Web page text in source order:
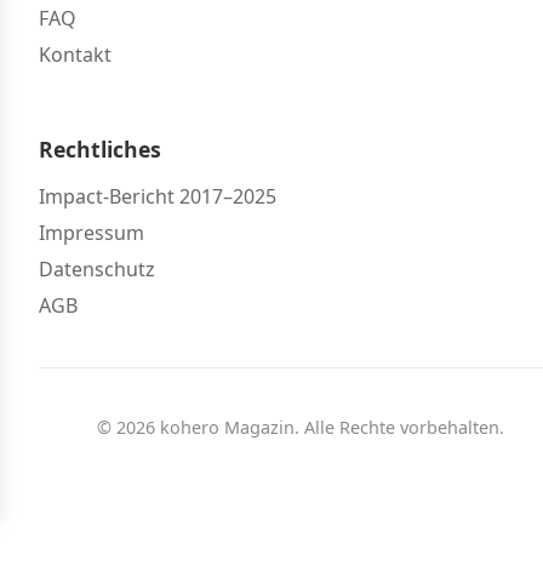
FAQ
Kontakt
Rechtliches
Impact-Bericht 2017–2025
Impressum
Datenschutz
AGB
© 2026 kohero Magazin. Alle Rechte vorbehalten.